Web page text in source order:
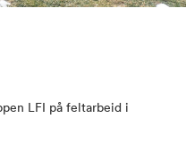
LFI på feltarbeid i